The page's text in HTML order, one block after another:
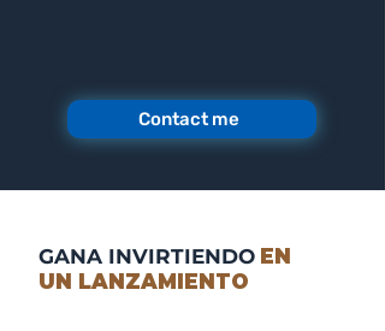
Contact me
GANA INVIRTIENDO EN
UN LANZAMIENTO